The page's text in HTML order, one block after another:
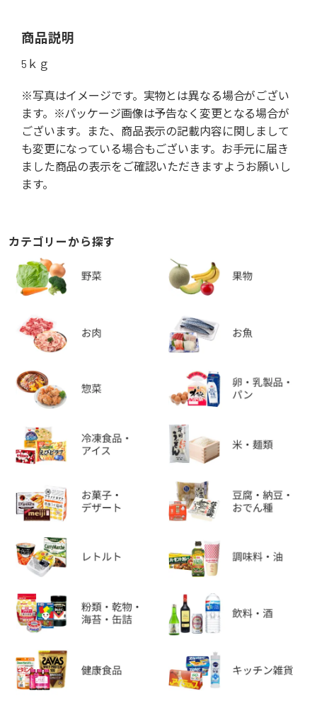
商品説明
5ｋｇ
※写真はイメージです。実物とは異なる場合がござい
ます。※パッケージ画像は予告なく変更となる場合が
ございます。また、商品表示の記載内容に関しまして
も変更になっている場合もございます。お手元に届き
ました商品の表示をご確認いただきますようお願いし
ます。
カテゴリーから探す